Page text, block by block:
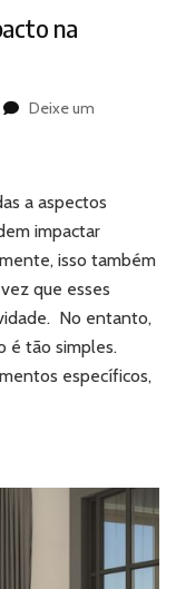
na
Deixe um
a aspectos
impactar
isso também
que esses
No entanto,
é tão simples.
específicos,